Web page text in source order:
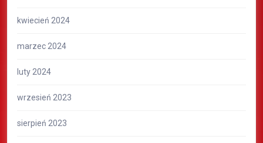
kwiecień 2024
marzec 2024
luty 2024
wrzesień 2023
sierpień 2023